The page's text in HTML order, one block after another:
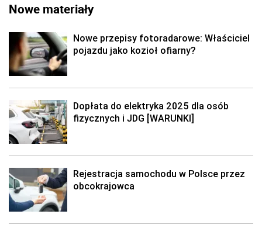
Nowe materiały
Nowe przepisy fotoradarowe: Właściciel
pojazdu jako kozioł ofiarny?
Dopłata do elektryka 2025 dla osób
fizycznych i JDG [WARUNKI]
Rejestracja samochodu w Polsce przez
obcokrajowca